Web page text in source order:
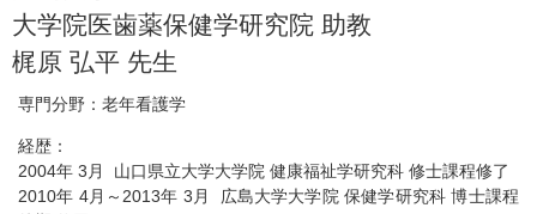
大学院医歯薬保健学研究院 助教
梶原 弘平 先生
専門分野：老年看護学
経歴：
2004年 3月 山口県立大学大学院 健康福祉学研究科 修士課程修了
2010年 4月～2013年 3月 広島大学大学院 保健学研究科 博士課程